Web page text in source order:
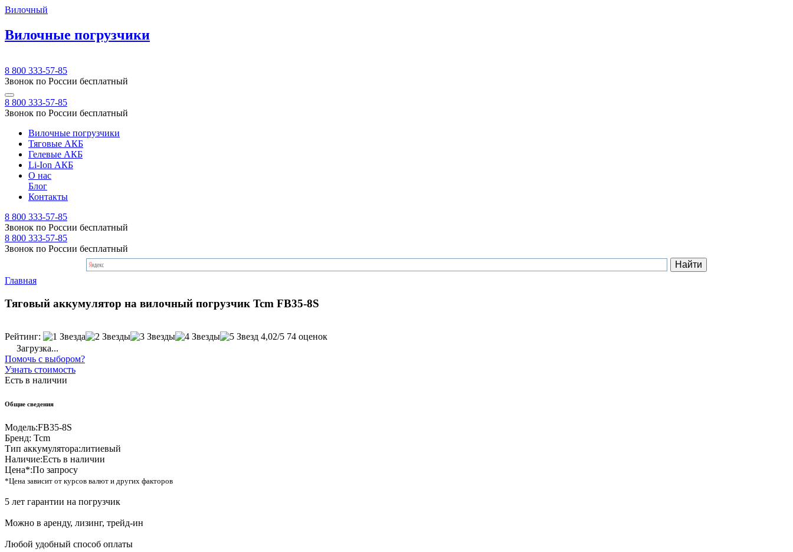
Вилочный
Вилочные погрузчики
8 800 333-57-85
Звонок по России бесплатный
8 800 333-57-85
Звонок по России бесплатный
Вилочные погрузчики
Тяговые АКБ
Гелевые АКБ
Li-Ion АКБ
О нас
Блог
Контакты
8 800 333-57-85
Звонок по России бесплатный
8 800 333-57-85
Звонок по России бесплатный
Главная
Тяговый аккумулятор на вилочный погрузчик Tcm FB35-8S
Рейтинг: 4,02/5 74 оценок
Загрузка...
Помочь с выбором?
Узнать стоимость
Есть в наличии
Общие сведения
Модель:FB35-8S
Бренд: Tcm
Тип аккумулятора:литиевый
Наличие:Есть в наличии
Цена*:По запросу
*Цена зависит от курсов валют и других факторов
5 лет гарантии на погрузчик
Можно в аренду, лизинг, трейд-ин
Любой удобный способ оплаты